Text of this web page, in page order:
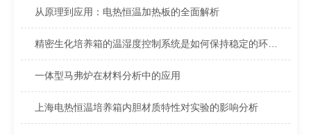
从原理到应用：电热恒温加热板的全面解析
精密生化培养箱的温湿度控制系统是如何保持稳定的环境条件的？
一体型马弗炉在材料分析中的应用
上海电热恒温培养箱内胆材质特性对实验的影响分析